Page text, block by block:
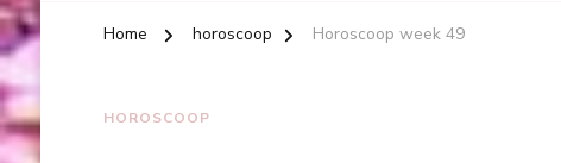
Home horoscoop Horoscoop week 49
HOROSCOOP